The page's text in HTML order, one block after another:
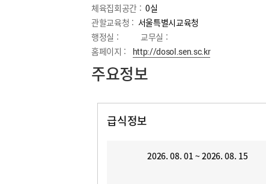
체육집회공간 : 0실
관할교육청 : 서울특별시교육청
행정실 :
교무실 :
홈페이지 :
http://dosol.sen.sc.kr
주요정보
급식정보
2026. 08. 01 ~ 2026. 08. 15